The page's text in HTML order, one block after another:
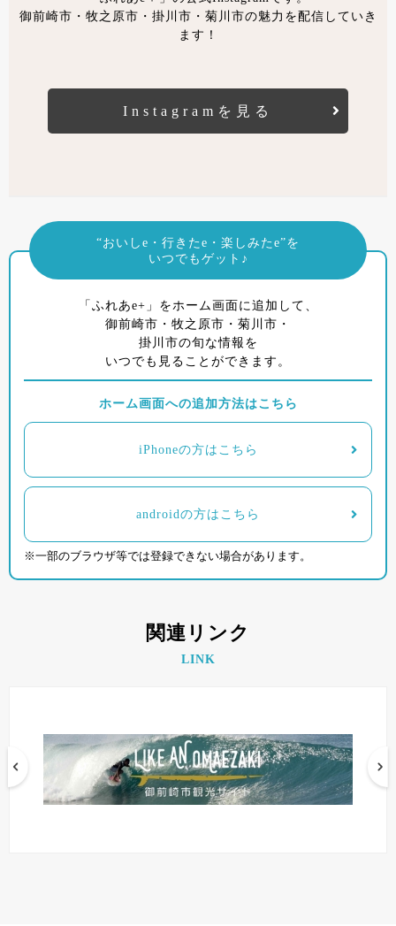
御前崎市・牧之原市・掛川市・菊川市の魅力を配信していき
ます！
Instagramを見る
“おいしe・行きたe・楽しみたe”を
いつでもゲット♪
「ふれあe+」をホーム画面に追加して、
御前崎市・牧之原市・菊川市・
掛川市の旬な情報を
いつでも見ることができます。
ホーム画面への追加方法はこちら
iPhoneの方はこちら
androidの方はこちら
※一部のブラウザ等では登録できない場合があります。
関連リンク
LINK